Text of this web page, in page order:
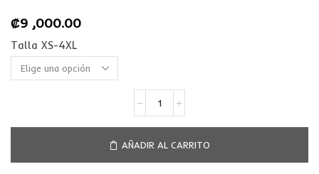
₡9 ,000.00
Talla XS-4XL
AÑADIR AL CARRITO